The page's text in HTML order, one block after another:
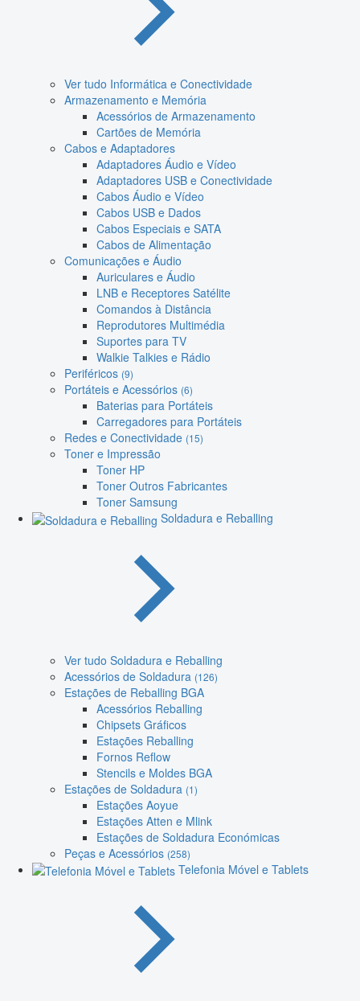
Ver tudo Informática e Conectividade
Armazenamento e Memória
Acessórios de Armazenamento
Cartões de Memória
Cabos e Adaptadores
Adaptadores Áudio e Vídeo
Adaptadores USB e Conectividade
Cabos Áudio e Vídeo
Cabos USB e Dados
Cabos Especiais e SATA
Cabos de Alimentação
Comunicações e Áudio
Auriculares e Áudio
LNB e Receptores Satélite
Comandos à Distância
Reprodutores Multimédia
Suportes para TV
Walkie Talkies e Rádio
Periféricos (9)
Portáteis e Acessórios (6)
Baterias para Portáteis
Carregadores para Portáteis
Redes e Conectividade (15)
Toner e Impressão
Toner HP
Toner Outros Fabricantes
Toner Samsung
Soldadura e Reballing
Ver tudo Soldadura e Reballing
Acessórios de Soldadura (126)
Estações de Reballing BGA
Acessórios Reballing
Chipsets Gráficos
Estações Reballing
Fornos Reflow
Stencils e Moldes BGA
Estações de Soldadura (1)
Estações Aoyue
Estações Atten e Mlink
Estações de Soldadura Económicas
Peças e Acessórios (258)
Telefonia Móvel e Tablets